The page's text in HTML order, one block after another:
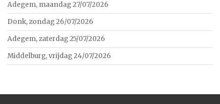
Adegem, maandag 27/07/2026
Donk, zondag 26/07/2026
Adegem, zaterdag 25/07/2026
Middelburg, vrijdag 24/07/2026